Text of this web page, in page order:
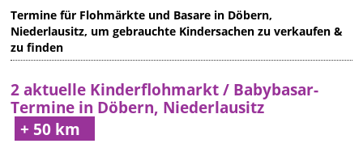
Termine für Flohmärkte und Basare in Döbern,
Niederlausitz, um gebrauchte Kindersachen zu verkaufen &
zu finden
2 aktuelle Kinderflohmarkt / Babybasar-
Termine in Döbern, Niederlausitz